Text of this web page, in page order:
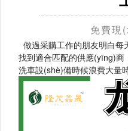
免費現
做過采購工作的朋友明白
找到適合匹配的供應(yīng)
洗車設(shè)備時候浪費大量